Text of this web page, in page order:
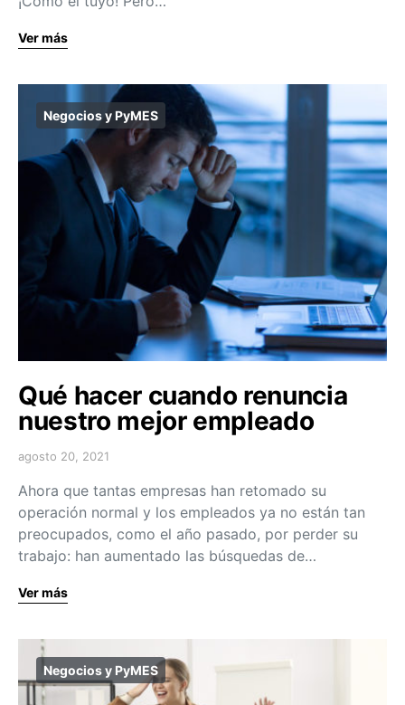
Ver más
Negocios y PyMES
Qué hacer cuando renuncia
nuestro mejor empleado
agosto 20, 2021
Ahora que tantas empresas han retomado su
operación normal y los empleados ya no están tan
preocupados, como el año pasado, por perder su
trabajo: han aumentado las búsquedas de…
Ver más
Negocios y PyMES